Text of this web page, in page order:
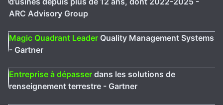
ARC Advisory Group
Magic Quadrant Leader Quality Management Systems
- Gartner
Entreprise à dépasser dans les solutions de
renseignement terrestre - Gartner